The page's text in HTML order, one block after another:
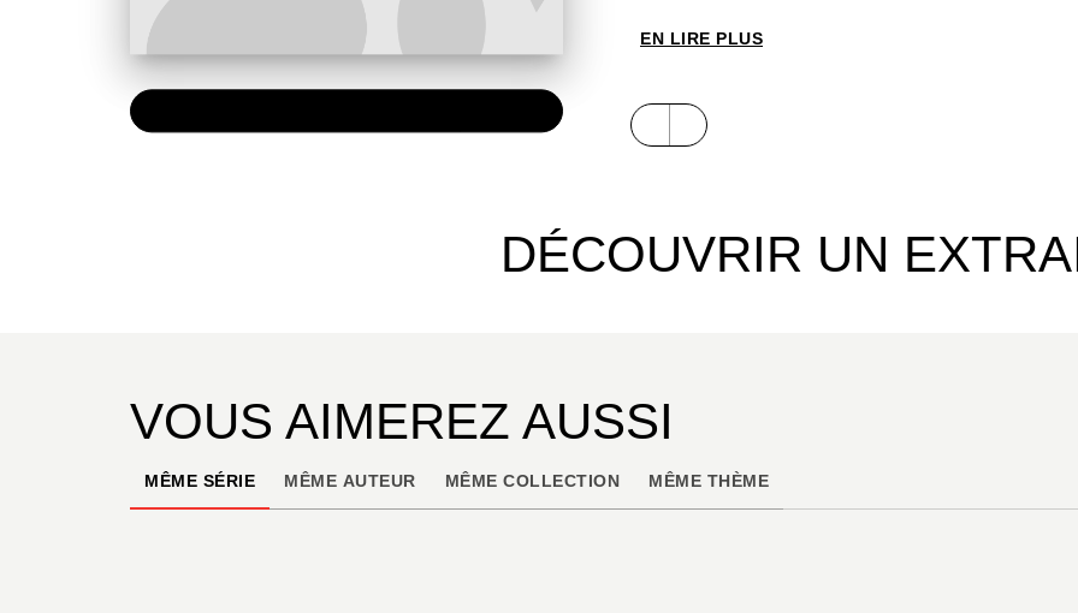
EN LIRE PLUS
DÉCOUVRIR UN
VOUS AIMEREZ AUSSI
MÊME SÉRIE MÊME AUTEUR MÊME COLLECTION MÊME THÈME